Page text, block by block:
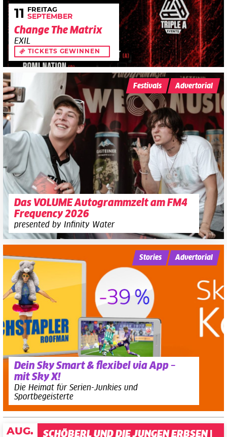
11 FREITAG
SEPTEMBER
Change The Matrix
EXIL
TICKETS GEWINNEN
Das VOLUME Autogrammzelt am FM4
Frequency 2026
presented by Infinity Water
Festivals Advertorial
Dein Sky Smart & flexibel via App –
mit Sky X!
Die Heimat für Serien-Junkies und
Sportbegeisterte
Stories Advertorial
AUG. SCHÖBERL UND DIE JUNGEN ERBSEN |